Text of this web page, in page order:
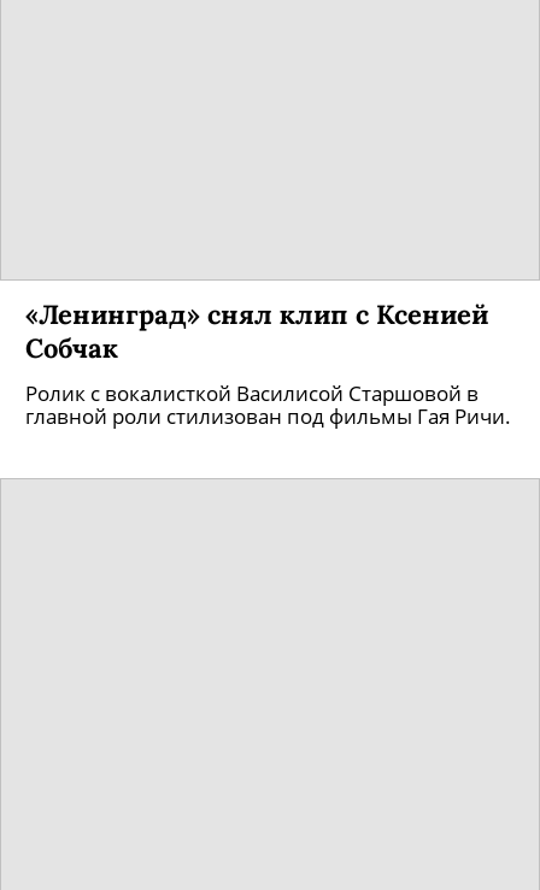
«Ленинград» снял клип с Ксенией
Собчак
Ролик с вокалисткой Василисой Старшовой в
главной роли стилизован под фильмы Гая Ричи.